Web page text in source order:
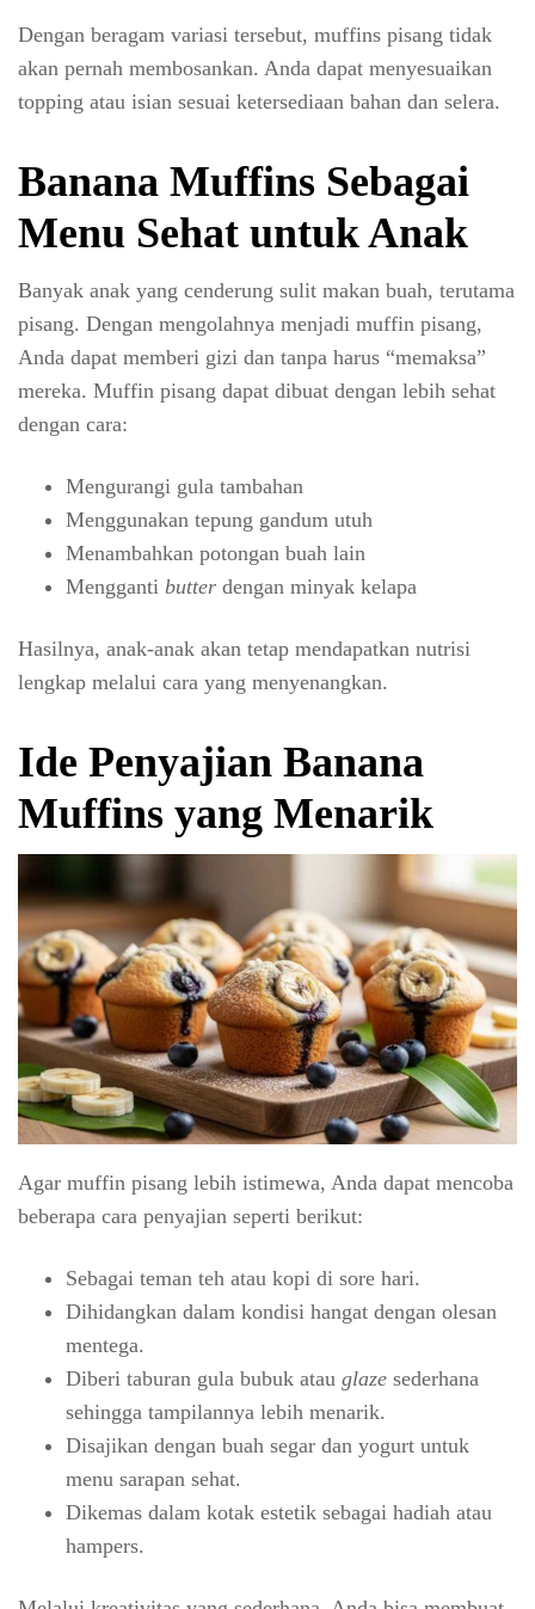
Dengan beragam variasi tersebut, muffins pisang tidak
akan pernah membosankan. Anda dapat menyesuaikan
topping atau isian sesuai ketersediaan bahan dan selera.
Banana Muffins Sebagai
Menu Sehat untuk Anak
Banyak anak yang cenderung sulit makan buah, terutama
pisang. Dengan mengolahnya menjadi muffin pisang,
Anda dapat memberi gizi dan tanpa harus “memaksa”
mereka. Muffin pisang dapat dibuat dengan lebih sehat
dengan cara:
Mengurangi gula tambahan
Menggunakan tepung gandum utuh
Menambahkan potongan buah lain
Mengganti butter dengan minyak kelapa
Hasilnya, anak-anak akan tetap mendapatkan nutrisi
lengkap melalui cara yang menyenangkan.
Ide Penyajian Banana
Muffins yang Menarik
Agar muffin pisang lebih istimewa, Anda dapat mencoba
beberapa cara penyajian seperti berikut:
Sebagai teman teh atau kopi di sore hari.
Dihidangkan dalam kondisi hangat dengan olesan
mentega.
Diberi taburan gula bubuk atau glaze sederhana
sehingga tampilannya lebih menarik.
Disajikan dengan buah segar dan yogurt untuk
menu sarapan sehat.
Dikemas dalam kotak estetik sebagai hadiah atau
hampers.